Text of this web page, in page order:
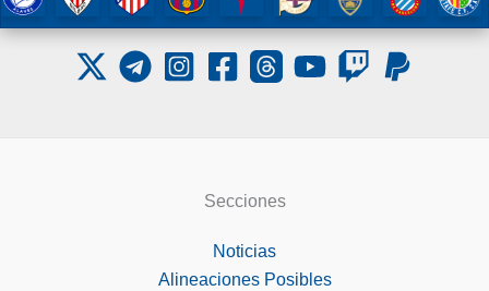
Secciones
Noticias
Alineaciones Posibles